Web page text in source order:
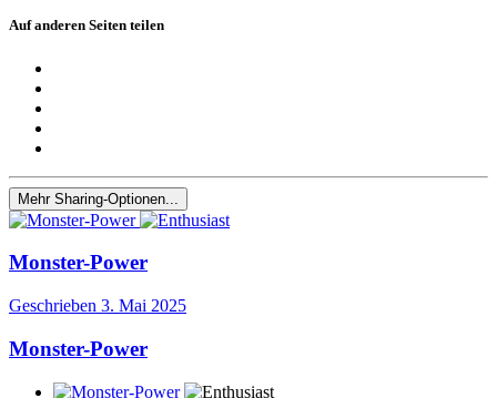
Auf anderen Seiten teilen
Mehr Sharing-Optionen...
Monster-Power
Geschrieben 3. Mai 2025
Monster-Power